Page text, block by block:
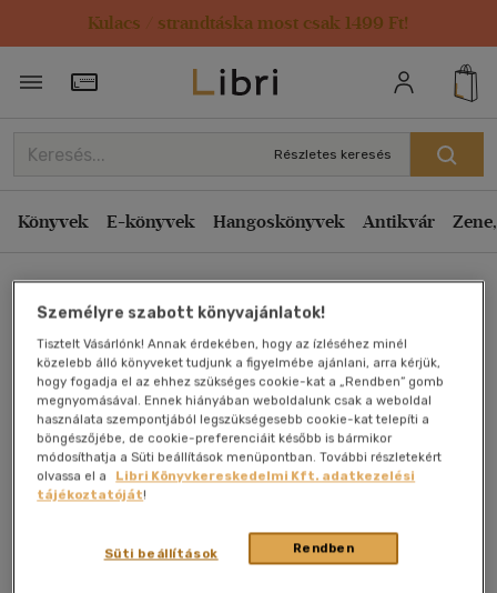
Kulacs / strandtáska most csak 1499 Ft!
Törzsvásárlói Kártya adatai
Részletes keresés
Könyvek E-könyvek Hangoskönyvek Antikvár
Colour Encyclopedia of
Antiques
Antikvár könyv (2db)
Személyre szabott könyvajánlatok!
Tisztelt Vásárlónk! Annak érdekében, hogy az ízléséhez minél
közelebb álló könyveket tudjunk a figyelmébe ajánlani, arra kérjük,
hogy fogadja el az ehhez szükséges cookie-kat a „Rendben” gomb
megnyomásával. Ennek hiányában weboldalunk csak a weboldal
használata szempontjából legszükségesebb cookie-kat telepíti a
böngészőjébe, de cookie-preferenciáit később is bármikor
módosíthatja a Süti beállítások menüpontban. További részletekért
olvassa el a
Libri Könyvkereskedelmi Kft. adatkezelési
tájékoztatóját!
Rendben
Süti beállítások